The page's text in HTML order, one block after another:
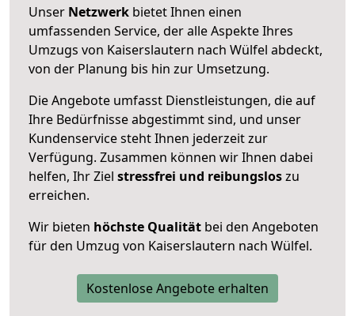
Unser Netzwerk bietet Ihnen einen
umfassenden Service, der alle Aspekte Ihres
Umzugs von Kaiserslautern nach Wülfel abdeckt,
von der Planung bis hin zur Umsetzung.
Die Angebote umfasst Dienstleistungen, die auf
Ihre Bedürfnisse abgestimmt sind, und unser
Kundenservice steht Ihnen jederzeit zur
Verfügung. Zusammen können wir Ihnen dabei
helfen, Ihr Ziel stressfrei und reibungsloszu
erreichen.
Wir bieten höchste Qualität bei den Angeboten
für den Umzug von Kaiserslautern nach Wülfel.
Kostenlose Angebote erhalten